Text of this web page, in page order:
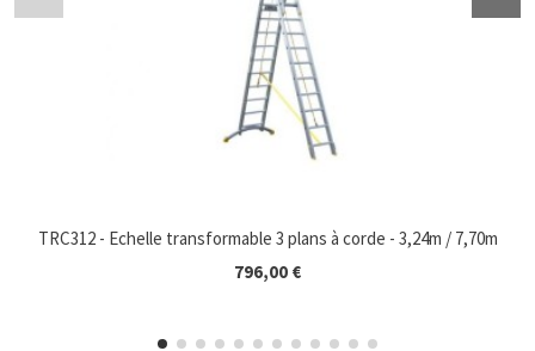
TRC312 - Echelle transformable 3 plans à corde - 3,24m / 7,70m
796,00 €